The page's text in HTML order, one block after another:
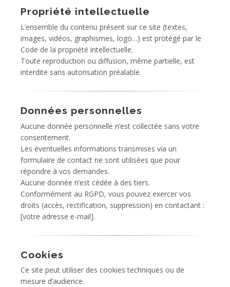
Propriété intellectuelle
L’ensemble du contenu présent sur ce site (textes,
images, vidéos, graphismes, logo…) est protégé par le
Code de la propriété intellectuelle.
Toute reproduction ou diffusion, même partielle, est
interdite sans autorisation préalable.
Données personnelles
Aucune donnée personnelle n’est collectée sans votre
consentement.
Les éventuelles informations transmises via un
formulaire de contact ne sont utilisées que pour
répondre à vos demandes.
Aucune donnée n’est cédée à des tiers.
Conformément au RGPD, vous pouvez exercer vos
droits (accès, rectification, suppression) en contactant :
[votre adresse e-mail].
Cookies
Ce site peut utiliser des cookies techniques ou de
mesure d’audience.